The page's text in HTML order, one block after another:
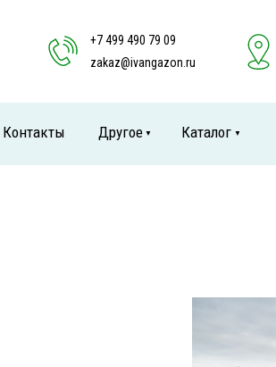
+7 499 490 79 09
zakaz@ivangazon.ru
Каталог
Другое ▼
▼
Контакты